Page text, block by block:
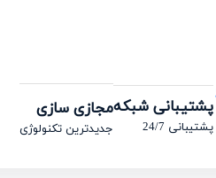
پشتیبانی شبکه
پشتیبانی 24/7
مجازی سازی
جدیدترین تکنولوژی